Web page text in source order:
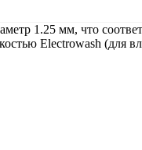
1.25 мм, что
Electrowash (для